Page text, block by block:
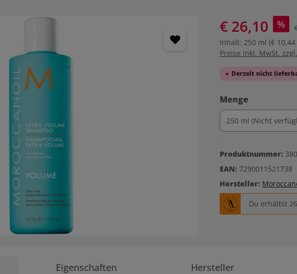
€ 26,10 %
Inhalt: 250 ml (€
Preise inkl. MwSt.
Derzeit nicht
Menge
Produktnummer:
EAN: 7290011521738
Hersteller:
Du erhältst
Eigenschaften Hersteller